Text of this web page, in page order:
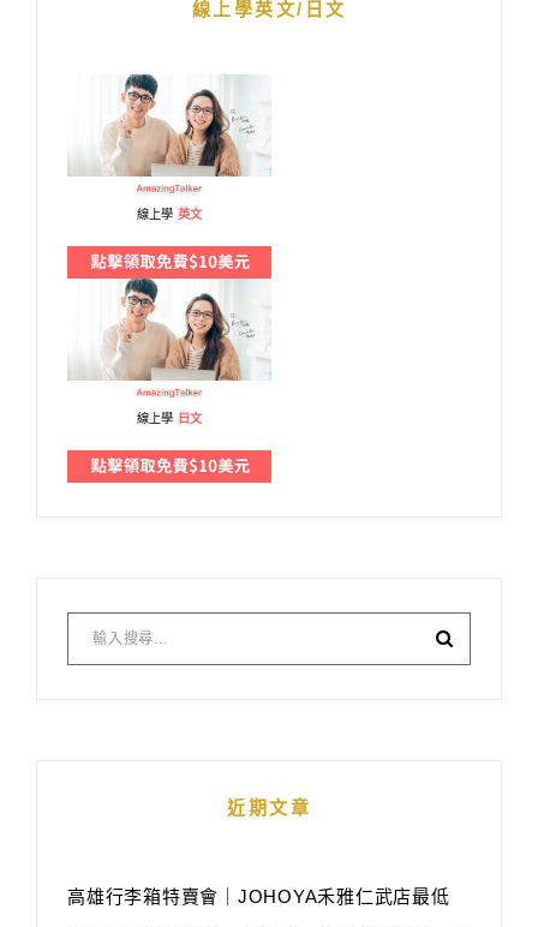
線上學英文/日文
線上學 英文
線上學 日文
近期文章
高雄行李箱特賣會｜JOHOYA禾雅仁武店最低